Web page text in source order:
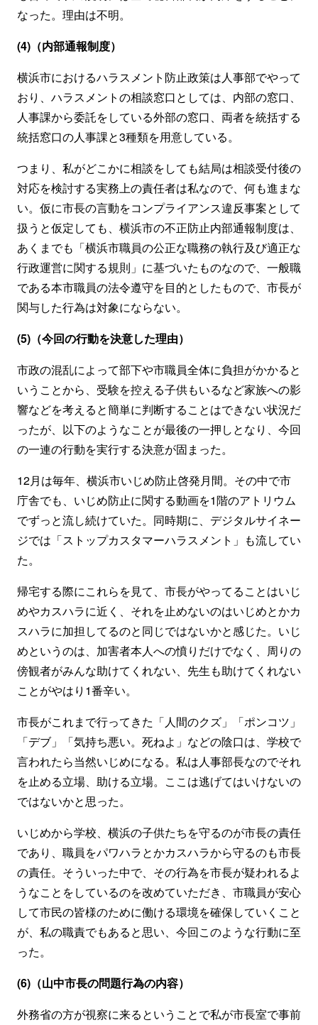
なった。理由は不明。
(4)（内部通報制度）
横浜市におけるハラスメント防止政策は人事部でやって
おり、ハラスメントの相談窓口としては、内部の窓口、
人事課から委託をしている外部の窓口、両者を統括する
統括窓口の人事課と3種類を用意している。
つまり、私がどこかに相談をしても結局は相談受付後の
対応を検討する実務上の責任者は私なので、何も進まな
い。仮に市長の言動をコンプライアンス違反事案として
扱うと仮定しても、横浜市の不正防止内部通報制度は、
あくまでも「横浜市職員の公正な職務の執行及び適正な
行政運営に関する規則」に基づいたものなので、一般職
である本市職員の法令遵守を目的としたもので、市長が
関与した行為は対象にならない。
(5)（今回の行動を決意した理由）
市政の混乱によって部下や市職員全体に負担がかかると
いうことから、受験を控える子供もいるなど家族への影
響などを考えると簡単に判断することはできない状況だ
ったが、以下のようなことが最後の一押しとなり、今回
の一連の行動を実行する決意が固まった。
12月は毎年、横浜市いじめ防止啓発月間。その中で市
庁舎でも、いじめ防止に関する動画を1階のアトリウム
でずっと流し続けていた。同時期に、デジタルサイネー
ジでは「ストップカスタマーハラスメント」も流してい
た。
帰宅する際にこれらを見て、市長がやってることはいじ
めやカスハラに近く、それを止めないのはいじめとかカ
スハラに加担してるのと同じではないかと感じた。いじ
めというのは、加害者本人への憤りだけでなく、周りの
傍観者がみんな助けてくれない、先生も助けてくれない
ことがやはり1番辛い。
市長がこれまで行ってきた「人間のクズ」「ポンコツ」
「デブ」「気持ち悪い。死ねよ」などの陰口は、学校で
言われたら当然いじめになる。私は人事部長なのでそれ
を止める立場、助ける立場。ここは逃げてはいけないの
ではないかと思った。
いじめから学校、横浜の子供たちを守るのが市長の責任
であり、職員をパワハラとかカスハラから守るのも市長
の責任。そういった中で、その行為を市長が疑われるよ
うなことをしているのを改めていただき、市職員が安心
して市民の皆様のために働ける環境を確保していくこと
が、私の職責でもあると思い、今回このような行動に至
った。
(6)（山中市長の問題行為の内容）
外務省の方が視察に来るということで私が市長室で事前